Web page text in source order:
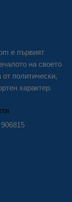
е първият
на своето
политически,
характер.